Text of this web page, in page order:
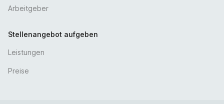
Sie erwartet ein gut organisierter und
mitarbeitorientierten Dienstplangestaltung
Täglich frische Angebote in unserer Cafeteria mit
unmittelbarem Seeblick
Prien am Chiemsee besticht durch seinen Charme,
Arbeitgeber
Stellenangebot aufgeben
Leistungen
Preise